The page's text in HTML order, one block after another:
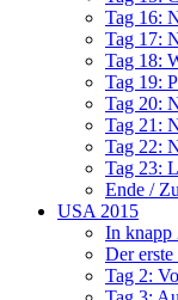
Tag 16:
Tag 17:
Tag 18:
Tag 19:
Tag 20:
Tag 21:
Tag 22:
Tag 23:
Ende /
USA 2015
In knapp
Der erste
Tag 2: